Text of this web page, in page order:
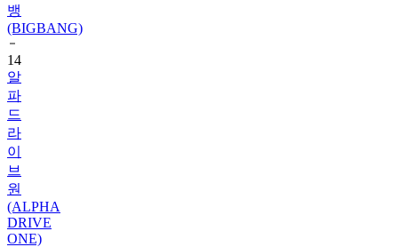
뱅
(BIGBANG)
14
알
파
드
라
이
브
원
(ALPHA
DRIVE
ONE)